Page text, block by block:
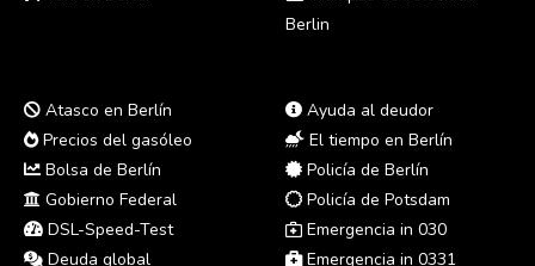
Berlin
Atasco en Berlín
Precios del gasóleo
Bolsa de Berlín
Gobierno Federal
DSL-Speed-Test
Deuda global
Ayuda al deudor
El tiempo en Berlín
Policía de Berlín
Policía de Potsdam
Emergencia in 030
Emergencia in 0331